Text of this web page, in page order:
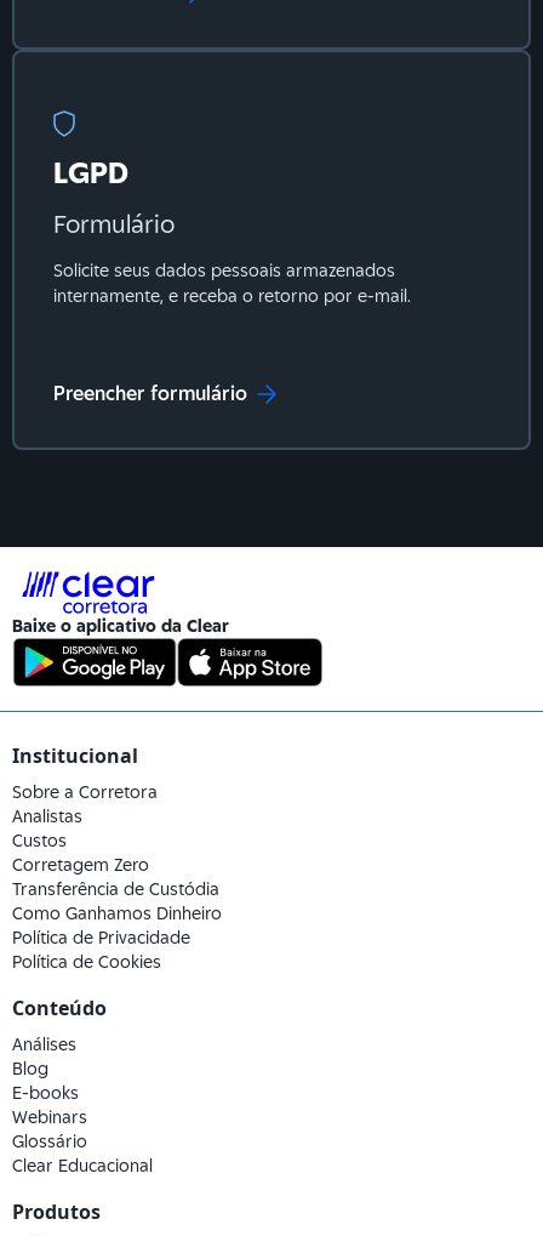
LGPD
Formulário
Solicite seus dados pessoais armazenados
internamente, e receba o retorno por e-mail.
Preencher formulário
Baixe o aplicativo da Clear
Institucional
Sobre a Corretora
Analistas
Custos
Corretagem Zero
Transferência de Custódia
Como Ganhamos Dinheiro
Política de Privacidade
Política de Cookies
Conteúdo
Análises
Blog
E-books
Webinars
Glossário
Clear Educacional
Produtos